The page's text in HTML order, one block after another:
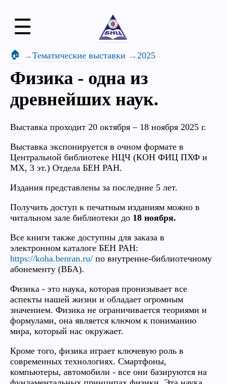
☰
🏠 Тематические выставки 2025
Физика - одна из
древнейших наук.
Выставка проходит 20 октября – 18 ноября 2025 г.
Выставка экспонируется в очном формате в
Центральной библиотеке НЦЧ (КОН ФИЦ ПХФ и
МХ, 3 эт.) Отдела БЕН РАН.
Издания представлены за последние 5 лет.
Получить доступ к печатным изданиям можно в
читальном зале библиотеки до 18 ноября.
Все книги также доступны для заказа в
электронном каталоге БЕН РАН:
https://koha.benran.ru/ по внутренне-библиотечному
абонементу (ВБА).
Физика - это наука, которая пронизывает все
аспекты нашей жизни и обладает огромным
значением. Физика не ограничивается теориями и
формулами, она является ключом к пониманию
мира, который нас окружает.
Кроме того, физика играет ключевую роль в
современных технологиях. Смартфоны,
компьютеры, автомобили - все они базируются на